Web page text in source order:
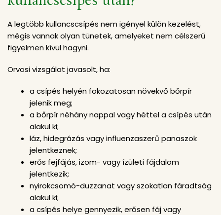
A legtöbb kullancscsípés nem igényel külön kezelést,
mégis vannak olyan tünetek, amelyeket nem célszerű
figyelmen kívül hagyni.
Orvosi vizsgálat javasolt, ha:
a csípés helyén fokozatosan növekvő bőrpír
jelenik meg;
a bőrpír néhány nappal vagy héttel a csípés után
alakul ki;
láz, hidegrázás vagy influenzaszerű panaszok
jelentkeznek;
erős fejfájás, izom- vagy ízületi fájdalom
jelentkezik;
nyirokcsomó-duzzanat vagy szokatlan fáradtság
alakul ki;
a csípés helye gennyezik, erősen fáj vagy